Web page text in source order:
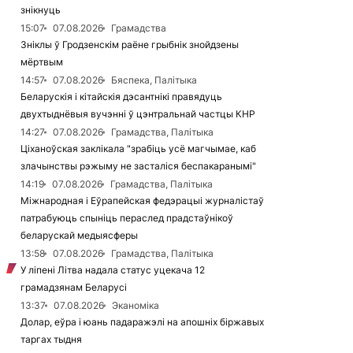
знікнуць
15:07
07.08.2026
Грамадства
Зніклы ў Гродзенскім раёне грыбнік знойдзены
мёртвым
14:57
07.08.2026
Бяспека, Палітыка
Беларускія і кітайскія дэсантнікі правядуць
двухтыднёвыя вучэнні ў цэнтральнай частцы КНР
14:27
07.08.2026
Грамадства, Палітыка
Ціханоўская заклікала "зрабіць усё магчымае, каб
злачынствы рэжыму не засталіся беспакаранымі"
14:19
07.08.2026
Грамадства, Палітыка
Міжнародная і Еўрапейская федэрацыі журналістаў
патрабуюць спыніць пераслед прадстаўнікоў
беларускай медыясферы
13:58
07.08.2026
Грамадства, Палітыка
У ліпені Літва надала статус уцекача 12
грамадзянам Беларусі
13:37
07.08.2026
Эканоміка
Долар, еўра і юань падаражэлі на апошніх біржавых
таргах тыдня